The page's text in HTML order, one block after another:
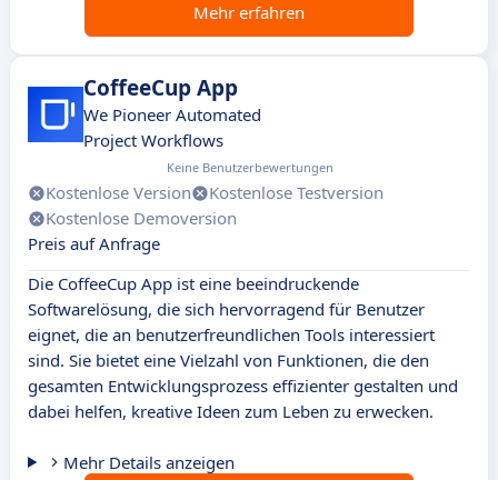
Mehr erfahren
CoffeeCup App
We Pioneer Automated
Project Workflows
Keine Benutzerbewertungen
Kostenlose Version
Kostenlose Testversion
Kostenlose Demoversion
Preis auf Anfrage
Die CoffeeCup App ist eine beeindruckende
Softwarelösung, die sich hervorragend für Benutzer
eignet, die an benutzerfreundlichen Tools interessiert
sind. Sie bietet eine Vielzahl von Funktionen, die den
gesamten Entwicklungsprozess effizienter gestalten und
dabei helfen, kreative Ideen zum Leben zu erwecken.
Mehr Details anzeigen